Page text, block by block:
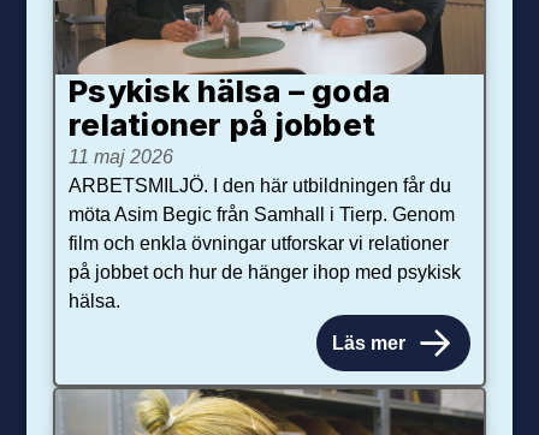
Psykisk hälsa – goda
relationer på jobbet
11 maj 2026
ARBETSMILJÖ. I den här utbildningen får du
möta Asim Begic från Samhall i Tierp. Genom
film och enkla övningar utforskar vi relationer
på jobbet och hur de hänger ihop med psykisk
hälsa.
Läs mer